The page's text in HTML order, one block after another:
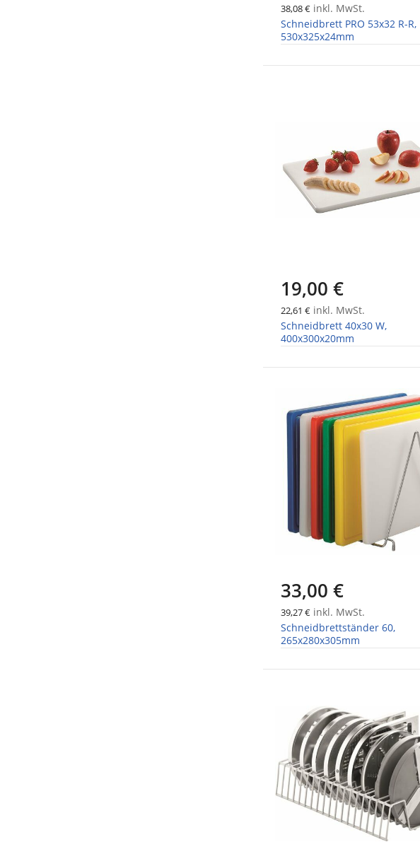
38,08 € inkl. MwSt.
Schneidbrett PRO 53x32 R-R,
530x325x24mm
19,00 €
22,61 € inkl. MwSt.
Schneidbrett 40x30 W,
400x300x20mm
33,00 €
39,27 € inkl. MwSt.
Schneidbrettständer 60,
265x280x305mm